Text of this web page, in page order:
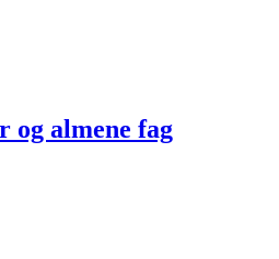
og almene fag